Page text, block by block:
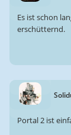
Es ist schon
erschütternd.
Portal 2 ist